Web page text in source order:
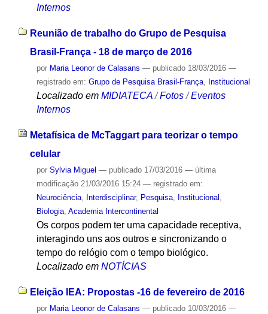
Internos
Reunião de trabalho do Grupo de Pesquisa
Brasil-França - 18 de março de 2016
por Maria Leonor de Calasans — publicado18/03/2016 —
registrado em: Grupo de Pesquisa Brasil-França, Institucional
Localizado em MIDIATECA /Fotos /Eventos
Internos
Metafísica de McTaggart para teorizar o tempo
celular
por Sylvia Miguel — publicado17/03/2016 — última
modificação21/03/2016 15:24 — registrado em:
Neurociência, Interdisciplinar, Pesquisa, Institucional
Biologia, Academia Intercontinental
Os corpos podem ter uma capacidade receptiva,
interagindo uns aos outros e sincronizando o
tempo do relógio com o tempo biológico.
Localizado em NOTÍCIAS
Eleição IEA: Propostas -16 de fevereiro de 2016
por Maria Leonor de Calasans — publicado10/03/2016 —